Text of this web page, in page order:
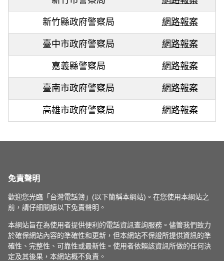
新竹縣政府警察局 網路報案
臺中市政府警察局 網路報案
嘉義縣警察局 網路報案
臺南市政府警察局 網路報案
高雄市政府警察局 網路報案
免責聲明
歡迎您光臨「台灣電話簿」(以下簡稱本網站)。在您使用本網站之
前，請仔細閱讀以下免責聲明。
本網站旨在為使用者提供便利的電話資訊查詢服務。儘管我們致力
於確保網站內容的準確性和更新，但本網站不保證所提供資訊的準
確性、完整性、可靠性或最新性。使用者依賴該資訊所做的任何決
定及其後果，本網站概不負責。